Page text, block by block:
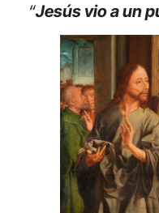
“Jesús vio a un